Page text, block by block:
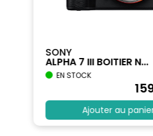
SONY
ALPHA 7 III BOITIER N...
EN STOCK
Ajouter au